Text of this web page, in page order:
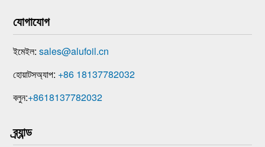
যোগাযোগ
ইমেইল:sales@alufoil.cn
হোয়াটসঅ্যাপ: +86 18137782032
বলুন:+8618137782032
ব্র্যান্ড